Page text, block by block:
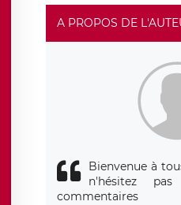
rue Léopold Sédar
également le droit
d’une autorité de contrôle.
A PROPOS DE
Bienvenue à
n'hésitez
commentaires